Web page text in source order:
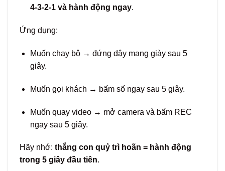
4-3-2-1 và hành động ngay.
Ứng dụng:
Muốn chạy bộ → đứng dậy mang giày sau 5
giây.
Muốn gọi khách → bấm số ngay sau 5 giây.
Muốn quay video → mở camera và bấm REC
ngay sau 5 giây.
Hãy nhớ: thắng con quỷ trì hoãn = hành động
trong 5 giây đầu tiên.